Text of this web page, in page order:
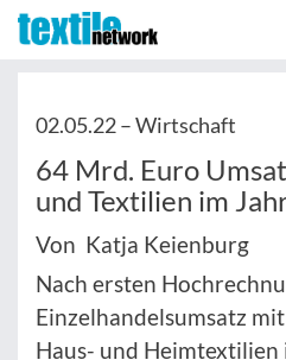
02.05.22 –Wirtschaft
64 Mrd. Euro
und Textilien im
Von Katja Keienburg
Nach ersten
Einzelhandelsumsatz
Haus- und Heimtextilien